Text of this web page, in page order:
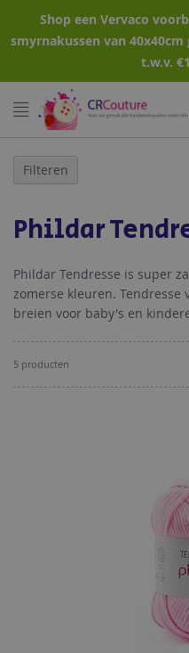
Shop een Vervaco
smyrnakussen van
t.w.v.
Phildar
Phildar Tendresse is super
zomerse kleuren.
breien voor baby's en
5 producten
Filteren